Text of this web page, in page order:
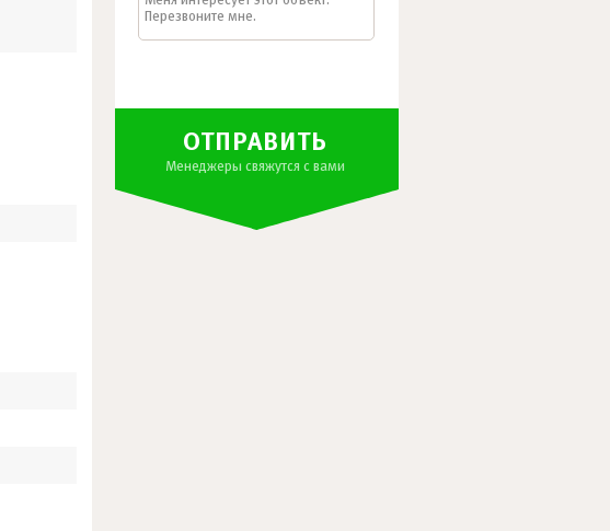
ОТПРАВИТЬ
Менеджеры свяжутся с вами